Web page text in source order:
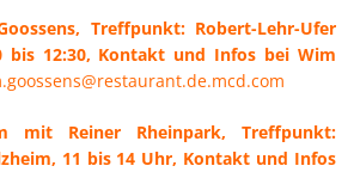
Treffpunkt: Robert-Lehr-Ufer
bis 12:30, Kontakt und Infos bei Wim
mit Reiner Rheinpark, Treffpunkt:
11 bis 14 Uhr, Kontakt und Infos